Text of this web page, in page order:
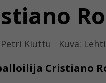
Kiuttu Kuva:
Cristiano